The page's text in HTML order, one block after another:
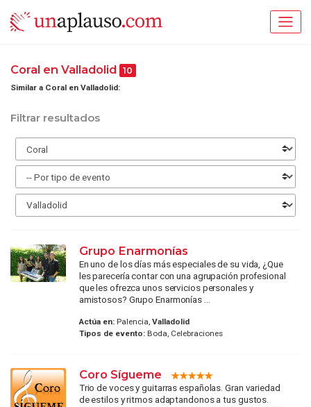
Coral en Valladolid 10
Similar a Coral en Valladolid:
Filtrar resultados
Grupo Enarmonías
En uno de los días más especiales de su vida, ¿Que
les parecería contar con una agrupación profesional
que les ofrezca unos servicios personales y
amistosos? Grupo Enarmonías ...
Actúa en:Palencia, Valladolid
Tipos de evento:Boda, Celebraciones
Coro Sígueme
Trio de voces y guitarras españolas. Gran variedad
de estilos y ritmos adaptandonos a tus gustos.